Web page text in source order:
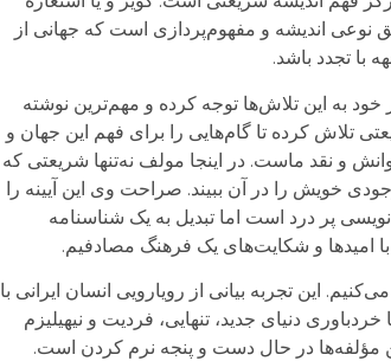
نوعی اندیشه و مفهوم‌پردازی است که جهانی از
با تجدد باشد.
به این تلاش‌ها توجه کرده و مهم‌ترین نوشته
تلاش کرده تا گام‌هایی را برای فهم این جهان و
و نقد ماست. در اینجا مولف نه‌تنها شریعتی که
خویش را در آن ببیند. صراحت وی این آیینه را
پر درد است اما تبدیل به یک شناسنامه
امیدها و شکایت‌های یک فرهنگ مصادفیم.
این تجربه بیانی از رویارویی انسان ایرانی با
دنیای جدید، تنهایی، فردیت و نیهیلیزم
مؤلفه‌ها در حال دست و پنجه نرم کردن است.